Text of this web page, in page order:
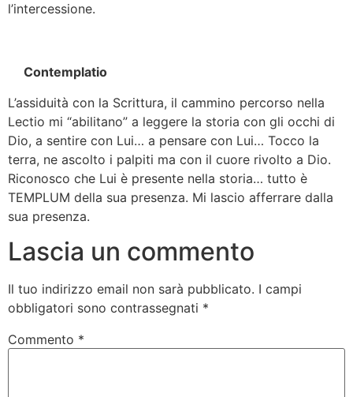
l’intercessione.
Contemplatio
L’assiduità con la Scrittura, il cammino percorso nella
Lectio mi “abilitano” a leggere la storia con gli occhi di
Dio, a sentire con Lui… a pensare con Lui… Tocco la
terra, ne ascolto i palpiti ma con il cuore rivolto a Dio.
Riconosco che Lui è presente nella storia… tutto è
TEMPLUM della sua presenza. Mi lascio afferrare dalla
sua presenza.
Lascia un commento
Il tuo indirizzo email non sarà pubblicato. I campi
obbligatori sono contrassegnati *
Commento *